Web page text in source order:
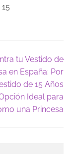
tu Vestido de
en España: Por
de 15 Años
Ideal para
una Princesa